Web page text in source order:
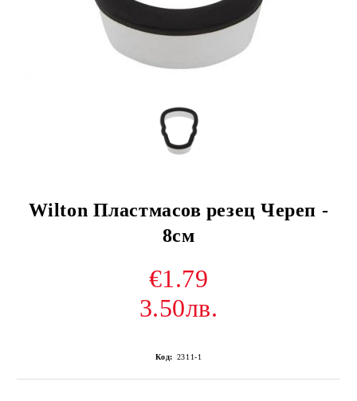
Wilton Пластмасов резец Череп -
8см
€1.79
3.50лв.
Код: 2311-1